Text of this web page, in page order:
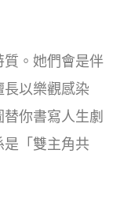
。她們會是伴
以樂觀感染
你書寫人生劇
是「雙主角共